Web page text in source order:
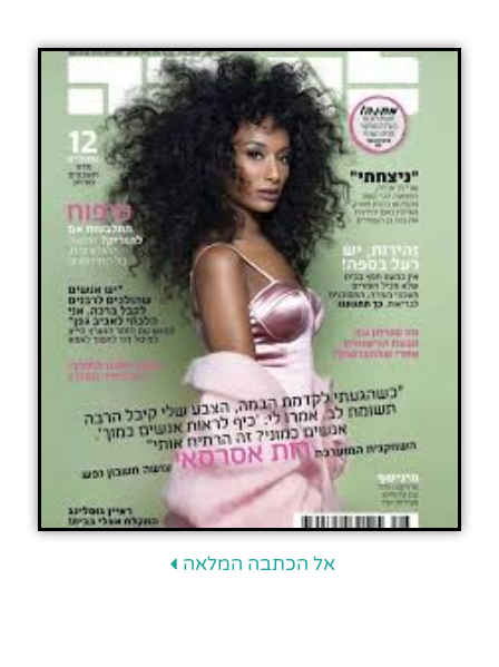
אל הכתבה המלאה